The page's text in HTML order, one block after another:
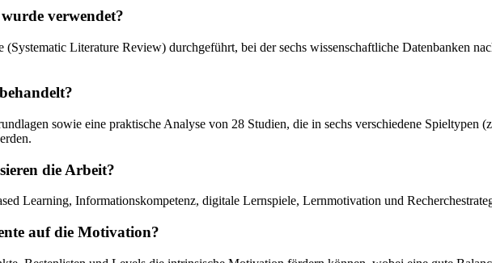
verwendet?
(Systematic Literature Review) durchgeführt, bei der sechs wissenschaftliche Datenbanken
sowie eine praktische Analyse von 28 Studien, die in sechs verschiedene
die Arbeit?
Learning, Informationskompetenz, digitale Lernspiele, Lernmotivation und
auf die Motivation?